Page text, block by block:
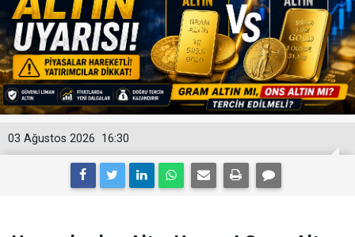
16:30
03 Ağustos 2026